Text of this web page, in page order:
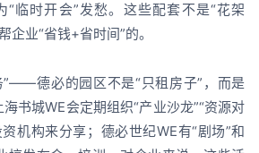
“临时开会”发愁。这些配套不是“花架
企业“省钱+省时间”的。
”——德必的园区不是“只租房子”，而是
书城WE会定期组织“产业沙龙”“资源对
机构来分享；德必世纪WE有“剧场”和